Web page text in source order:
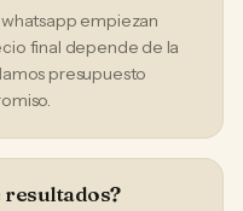
empiezan
final depende de la
presupuesto
resultados?